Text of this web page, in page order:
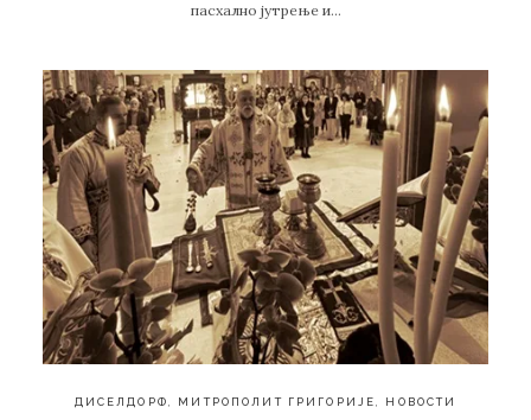
пасхално јутрење и…
ДИСЕЛДОРФ МИТРОПОЛИТ ГРИГОРИЈЕ НОВОСТИ